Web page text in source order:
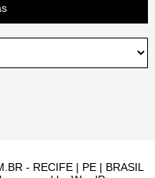
- RECIFE | PE | BRASIL